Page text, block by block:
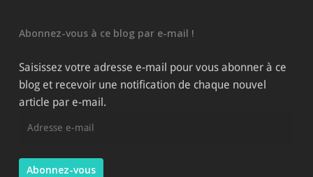
du
Abonnez-vous à ce blog par e-mail !
Saisissez votre adresse e-mail pour vous abonner à ce
blog et recevoir une notification de chaque nouvel
article par e-mail.
Abonnez-vous